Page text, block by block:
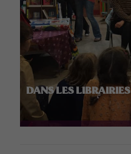
DANS LES LIBRAIRIES